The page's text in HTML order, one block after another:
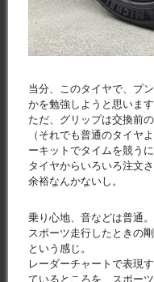
当分、このタイヤで、プ
かを勉強しようと思います
ただ、グリップは交換前
（それでも普通のタイヤ
ーキットでタイムを競う
タイヤからいろいろ注文
余裕なんかないし。
乗り心地、音などは普通
スポーツ走行したときの
という感じ。
レーダーチャートで表現
ているところを、スポー